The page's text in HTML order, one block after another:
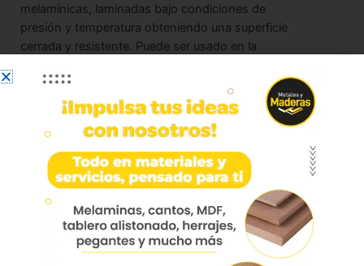
melamínicas, laminadas bajo condiciones de
presión y temperatura obteniendo una superficie
cerrada y resistente. Puede ser usado en la
interiores.
Duratex
Dimensiones:
183 x 244
Disponible en texturas:
Soft (bajo pedido) – Madera – Rustic